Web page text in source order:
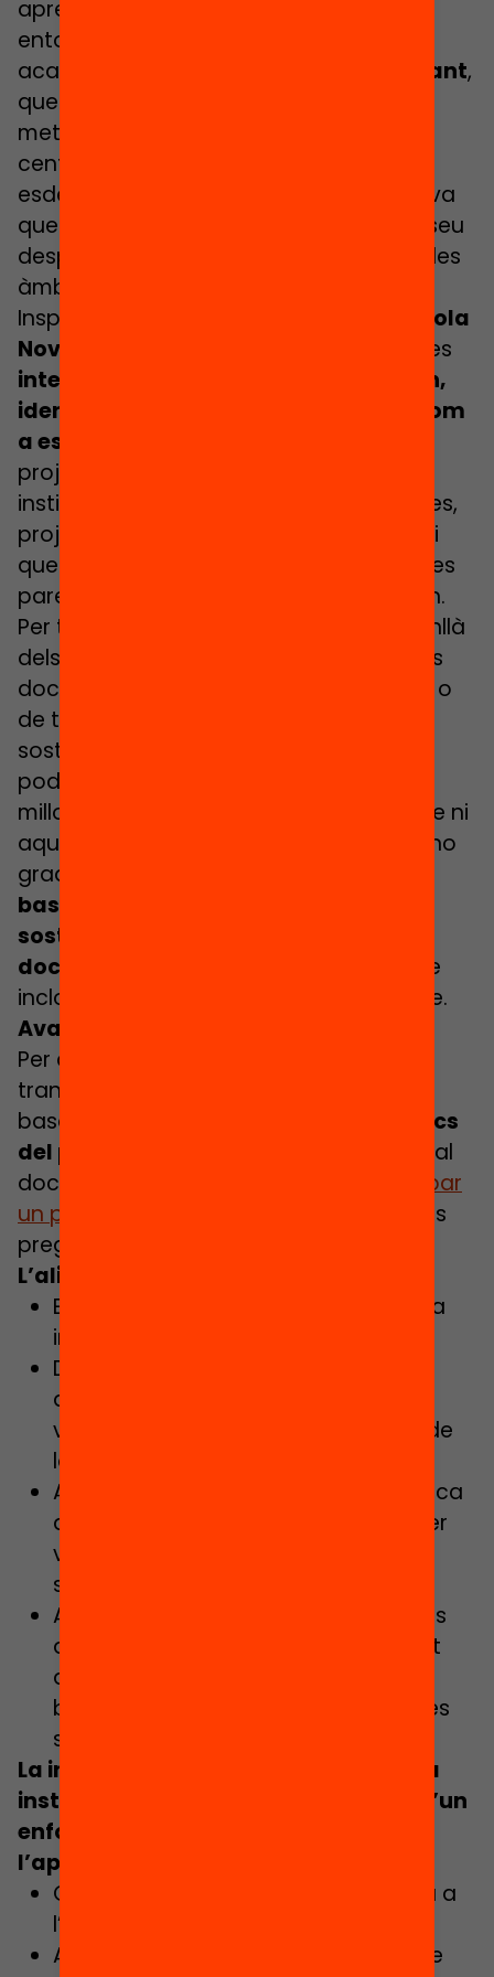
aprendre, compartir i fer proves en un
entorn segur. Aquests petits projectes
acabaran donant lloc als
projectes imant,
que impliquen a fons els principis
metodològics que els defineixen com a
centres Magnet esmentats. Aquests
esdevenen una transformació sustantiva
que impacta a tot el centre i que en el seu
desplegament genera canvis en múltiples
àmbits.
Inspirats en
d’Escola
Nova 21
, els projectes imant són aquelles
intervencions i accions que defineixen,
identifiquen i visibilitzen els centres com
a escoles o instituts magnet.
projectes que vinculen el saber de la
institució partner amb els aprenentatges,
projectes que impacten a tot el centre i
que cal comunicar més enllà de les seves
parets, arribant a les famílies de l’entorn.
Per tant, els projectes imant van més enllà
dels canvis individuals que puguin fer els
docents, d’iniciatives externes puntuals o
de transformacions que no siguin
sostingudes en el temps. és a dir, no
podem considerar projectes imant les
millores de processos existents al centre ni
aquells canvis implementats de forma no
gradual.
basar en accions col·lectives
sostingudes, més que no pas en
documents burocràtics de gestió
, que
incloguin diverses dimensions del centre.
Avaluar un projecte imant
Per avaluar i mesurar el potencial
transformador del projecte imant ens
basarem en els
quatre eixos estratègics
del programa
que es poden consultar al
document
Orientacions per desenvolupar
un projecte magnet
a través d’aquestes
preguntes.
L’aliança amb la institució partner:
El projecte ha estat dissenyat amb la
institució partner?
Desenvolupa situacions
d’aprenentatge competencials i
vivencials a partir de les propostes de
la institució?
Afavoreix el reconeixement de la tasca
de cada agent, on cadascú pugui fer
visible, donar a conèixer i valorar la
seva feina i la de l’altre?
Aprofita el coneixement i els recursos
de què disposa la institució facilitant
que el centre educatiu adquireixi
bagatge i estratègies aplicables a les
seves aules?
La incorporació del coneixement de la
institució al dia a dia del centre des d’un
enfocament globalitzat de
l’aprenentatge:
Contribueix a donar un rol més actiu a
l’alumnat?
Afavoreix que els alumnes sentin que